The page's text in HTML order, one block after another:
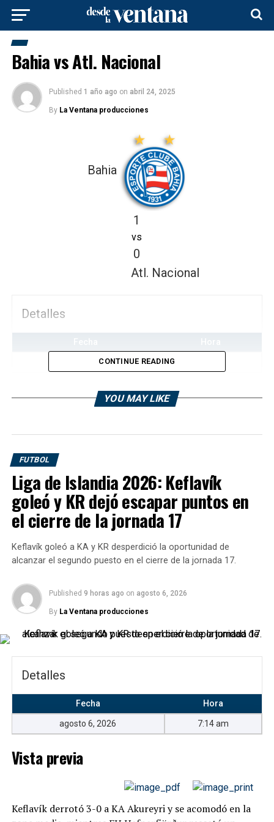
Bahia vs Atl. Nacional
Published 1 año ago on abril 24, 2025
By La Ventana producciones
Bahia
1
vs
0
Atl. Nacional
Detalles
abril 24, 2025
Equipo Primera Etapa Segunda Etapa Goles
Bahia
Nacional
Bahia Atl. Nacional
Recinto
Itaipava Arena Fonte Nova
CONTINUE READING
YOU MAY LIKE
FUTBOL
Liga de Islandia 2026: Keflavík
goleó y KR dejó escapar puntos en
el cierre de la jornada 17
Keflavík goleó a KA y KR desperdició la oportunidad de
alcanzar el segundo puesto en el cierre de la jornada 17.
Published 9 horas ago on agosto 6, 2026
By La Ventana producciones
Detalles
Fecha Hora
agosto 6, 2026 7:14 am
Vista previa
Keflavík derrotó 3-0 a KA Akureyri y se acomodó en la